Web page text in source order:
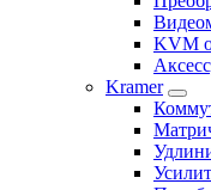
KVM
Kramer